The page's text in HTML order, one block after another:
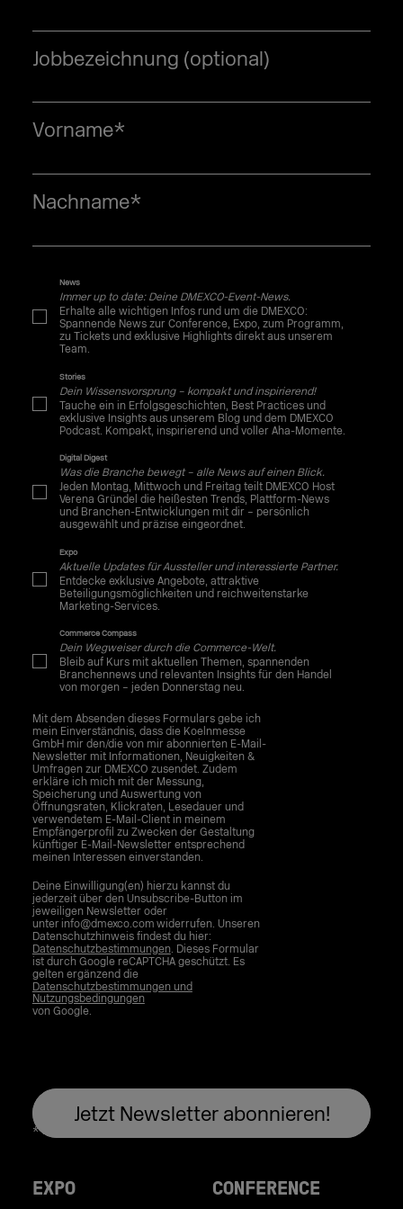
Jobbezeichnung (optional)
Vorname*
Nachname*
News
Immer up to date: Deine DMEXCO-Event-News.
Erhalte alle wichtigen Infos rund um die DMEXCO:
Spannende News zur Conference, Expo, zum Programm,
zu Tickets und exklusive Highlights direkt aus unserem
Team.
Stories
Dein Wissensvorsprung – kompakt und inspirierend!
Tauche ein in Erfolgsgeschichten, Best Practices und
exklusive Insights aus unserem Blog und dem DMEXCO
Podcast. Kompakt, inspirierend und voller Aha-Momente.
Digital Digest
Was die Branche bewegt – alle News auf einen Blick.
Jeden Montag, Mittwoch und Freitag teilt DMEXCO Host
Verena Gründel die heißesten Trends, Plattform-News
und Branchen-Entwicklungen mit dir – persönlich
ausgewählt und präzise eingeordnet.
Expo
Aktuelle Updates für Aussteller und interessierte Partner.
Entdecke exklusive Angebote, attraktive
Beteiligungsmöglichkeiten und reichweitenstarke
Marketing-Services.
Commerce Compass
Dein Wegweiser durch die Commerce-Welt.
Bleib auf Kurs mit aktuellen Themen, spannenden
Branchennews und relevanten Insights für den Handel
von morgen – jeden Donnerstag neu.
Mit dem Absenden dieses Formulars gebe ich
mein Einverständnis, dass die Koelnmesse
GmbH mir den/die von mir abonnierten E-Mail-
Newsletter mit Informationen, Neuigkeiten &
Umfragen zur DMEXCO zusendet. Zudem
erkläre ich mich mit der Messung,
Speicherung und Auswertung von
Öffnungsraten, Klickraten, Lesedauer und
verwendetem E-Mail-Client in meinem
Empfängerprofil zu Zwecken der Gestaltung
künftiger E-Mail-Newsletter entsprechend
meinen Interessen einverstanden.
Deine Einwilligung(en) hierzu kannst du
jederzeit über den Unsubscribe-Button im
jeweiligen Newsletter oder
unter info@dmexco.com widerrufen. Unseren
Datenschutzhinweis findest du hier:
Datenschutzbestimmungen. Dieses Formular
ist durch Google reCAPTCHA geschützt. Es
gelten ergänzend die
Datenschutzbestimmungen und
Nutzungsbedingungen
von Google.
EXPO CONFERENCE